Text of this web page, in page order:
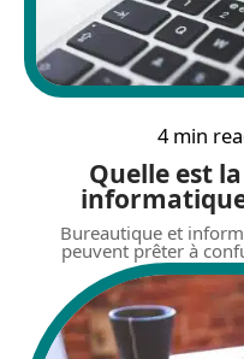
4 min
Quelle est
Bureautique et
peuvent prêter à